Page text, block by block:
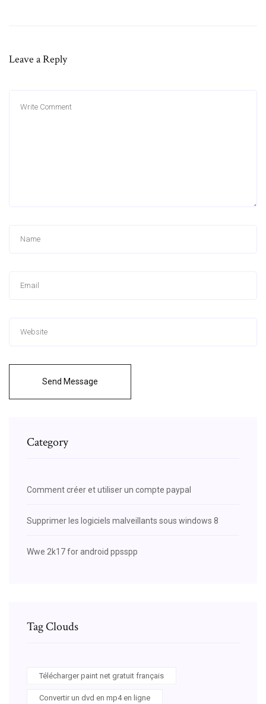
Leave a Reply
Send Message
Category
Comment créer et utiliser un compte paypal
Supprimer les logiciels malveillants sous windows 8
Wwe 2k17 for android ppsspp
Tag Clouds
Télécharger paint net gratuit français
Convertir un dvd en mp4 en ligne